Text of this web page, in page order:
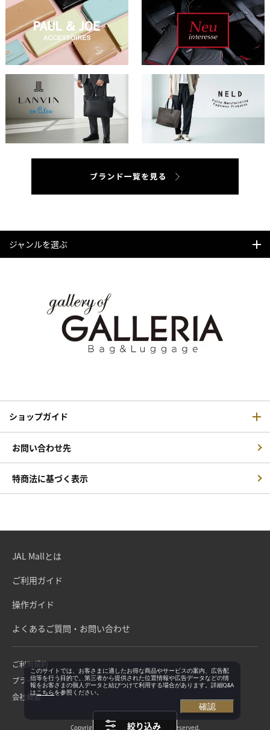
ジャンルを選ぶ
絞り込み
ショップガイド
お問い合わせ先
特商法に基づく表示
JAL Mallとは
ご利用ガイド
操作ガイド
よくあるご質問・お問い合わせ
ご利用規約
プライバシーポリシー
会社概要
Copyright©Japan Airlines. All rights reserved.
このサイトでは、お客さまに適したお得な商品やサービスの案内、広告配
信等を行う目的で、第三者から提供された位置情報や広告データなどの情
報をお客さまの個人データと結びつけて利用する場合があります。詳細Q&A
はこちらを参照ください。
確認